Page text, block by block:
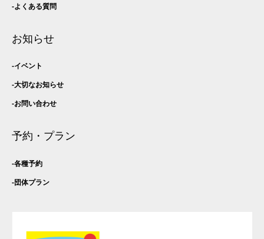
よくある質問
お知らせ
イベント
大切なお知らせ
お問い合わせ
予約・プラン
各種予約
団体プラン